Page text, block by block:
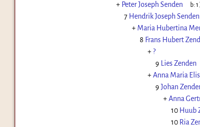
+ Peter Joseph Senden b: 1
7 Hendrik Joseph Senden
+ Maria Hubertina
8 Frans Hubert
+ ?
9
Lies Zenden
+Anna Maria
9 Johan
+Anna
10 Huub
10 Ria